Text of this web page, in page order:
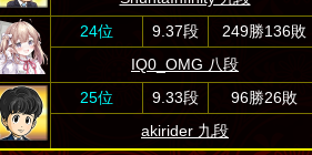
24位
9.37段
249勝136敗
IQ0_OMG 八段
25位
9.33段
96勝26敗
akirider 九段